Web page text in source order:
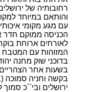
רחובותיה של
והותאם במיוחד
עם מגע מקומי
הכניסה ממוקם חדר
לאורחים ארוחת
המזוהות עם המטבח
בדוכני שוק מחנה
בשעות אחר
בקשה וחניה סמוכה
ירושלים ובי``כ סמוך